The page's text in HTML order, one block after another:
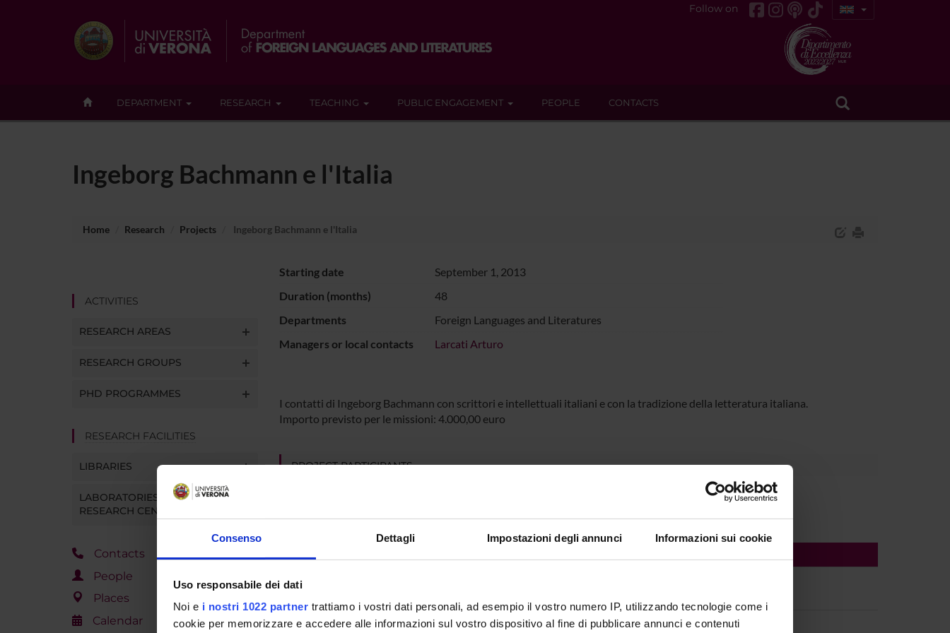
Consenso Dettagli Impostazioni degli annunci Informazioni sui cookie
Uso responsabile dei dati
Noi e i nostri 1022 partner trattiamo i vostri dati personali, ad esempio il vostro numero IP, utilizzando tecnologie come i
cookie per memorizzare e accedere alle informazioni sul vostro dispositivo al fine di pubblicare annunci e contenuti
Follow on
DEPARTMENT RESEARCH TEACHING PUBLIC ENGAGEMENT PEOPLE CONTACTS
Ingeborg Bachmann e l'Italia
Home Research Projects Ingeborg Bachmann e l'Italia
ACTIVITIES
RESEARCH AREAS
RESEARCH GROUPS
PHD PROGRAMMES
RESEARCH FACILITIES
LIBRARIES
LABORATORIES AND
RESEARCH CENTRES
Contacts
People
Places
Calendar
Starting date
September 1, 2013
Duration (months)
48
Departments
Foreign Languages and Literatures
Managers or local contacts
Larcati Arturo
I contatti di Ingeborg Bachmann con scrittori e intellettuali italiani e con la tradizione della letteratura italiana.
Importo previsto per le missioni: 4.000,00 euro
PROJECT PARTICIPANTS
RESEARCH AREAS INVOLVED IN THE PROJECT
Letterature tedesca e austriaca
Letterature tedesca e austriaca